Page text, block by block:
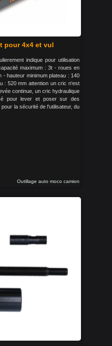
pour 4x4 et vul
indique pour utilisation
maximum : 3t - roues en
- hauteur minimum plateau : 140
: 520 mm attention un cric n'est
continue, un cric hydraulique
pour lever et poser sur des
la sécurité de l'utilisateur, du
Outillage auto moco camion